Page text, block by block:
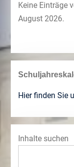
Keine Einträge
August 2026.
Hier finden Sie
Inhalte suchen